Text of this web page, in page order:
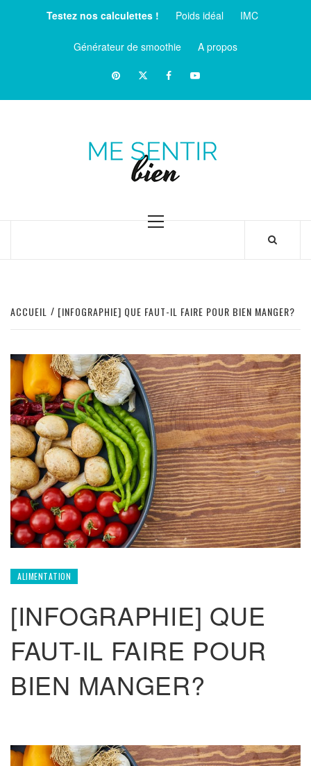
Testez nos calculettes ! Poids idéal IMC
Générateur de smoothie
A propos
PinterestTwitterfacebookYoutube
Menu
ACCUEIL [INFOGRAPHIE] QUE FAUT-IL FAIRE POUR BIEN MANGER?
ALIMENTATION
[INFOGRAPHIE] QUE
FAUT-IL FAIRE POUR
BIEN MANGER?